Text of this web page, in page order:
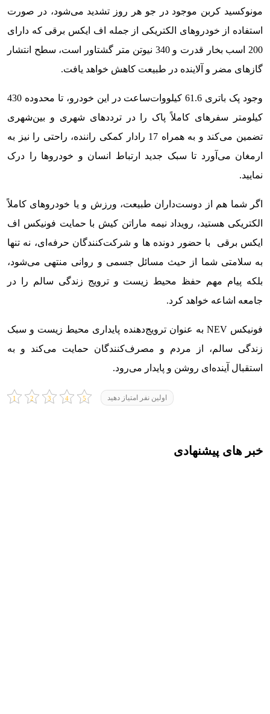
مونوکسید کربن موجود در جو هر روز تشدید می‌شود، در صورت
استفاده از خودروهای الکتریکی از جمله اف ایکس برقی که دارای
200 اسب بخار قدرت و 340 نیوتن متر گشتاور است، سطح انتشار
گازهای مضر و آلاینده در طبیعت کاهش خواهد یافت.
وجود پک باتری 61.6 کیلووات‌ساعت در این خودرو، تا محدوده 430
کیلومتر سفرهای کاملاً پاک را در ترددهای شهری و بین‌شهری
تضمین می‌کند و به همراه 17 رادار کمکی راننده، راحتی را نیز به
ارمغان می‌آورد تا سبک جدید ارتباط انسان و خودروها را درک
نمایید.
اگر شما هم از دوست‌داران طبیعت، ورزش و یا خودروهای کاملاً
الکتریکی هستید، رویداد نیمه ماراتن کیش با حمایت فونیکس اف
ایکس برقی با حضور دونده ها‌ و شرکت‌کنندگان حرفه‌ای، نه تنها
به سلامتی شما از حیث مسائل جسمی و روانی منتهی می‌شود،
بلکه پیام مهم حفظ محیط زیست و ترویج زندگی سالم را در
جامعه اشاعه خواهد کرد.
فونیکس NEV به عنوان ترویج‌دهنده پایداری محیط زیست و سبک
زندگی سالم، از مردم و مصرف‌کنندگان حمایت می‌کند و به
استقبال آینده‌ای روشن و پایدار می‌رود.
اولین نفر امتیاز دهید
خبر های پیشنهادی